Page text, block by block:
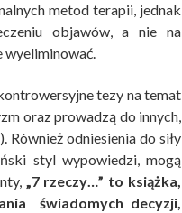
metod terapii, jednak
objawów, a nie na
wyeliminować.
tezy na temat
oraz prowadzą do innych,
Również odniesienia do siły
styl wypowiedzi, mogą
„7 rzeczy…” to książka,
świadomych decyzji,